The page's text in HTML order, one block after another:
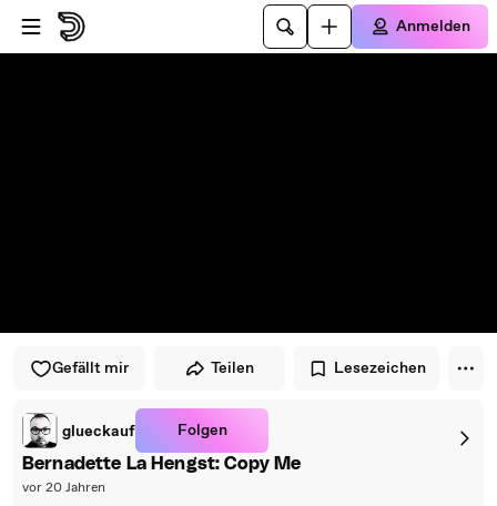
Zum Player springen
Zum Hauptinhalt springen
Anmelden
Gefällt mir Teilen Lesezeichen
glueckauf Folgen
Bernadette La Hengst: Copy Me
vor 20 Jahren